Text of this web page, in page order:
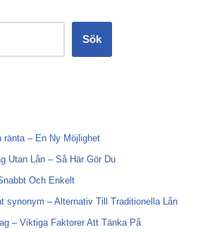
Sök
ränta – En Ny Möjlighet
Utan Lån – Så Här Gör Du
Och Enkelt
synonym – Alternativ Till Traditionella Lån
– Viktiga Faktorer Att Tänka På